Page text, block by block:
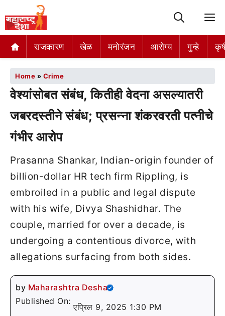
राजकारण खेळ मनोरंजन आरोग्य गुन्हे
Home » Crime
वेश्यांसोबत संबंध, कितीही वेदना असल्यातरी
जबरदस्तीने संबंध; प्रसन्ना शंकरवरती पत्नीचे
गंभीर आरोप
Prasanna Shankar, Indian-origin founder of
billion-dollar HR tech firm Rippling, is
embroiled in a public and legal dispute
with his wife, Divya Shashidhar. The
couple, married for over a decade, is
undergoing a contentious divorce, with
allegations surfacing from both sides.
by Maharashtra Desha
Published On:
एप्रिल 9, 2025 1:30 PM